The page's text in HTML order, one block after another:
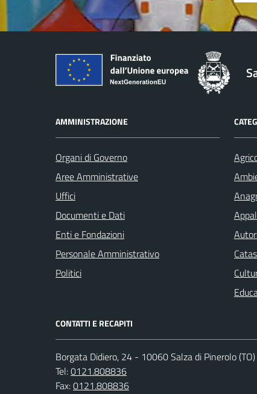
AMMINISTRAZIONE
Organi di Governo
Aree Amministrative
Uffici
Documenti e Dati
Enti e Fondazioni
Personale Amministrativo
Politici
CONTATTI E RECAPITI
Borgata Didiero, 24 - 10060 Salza di Pinerolo (TO)
Tel:0121.808836
Fax:0121.808836